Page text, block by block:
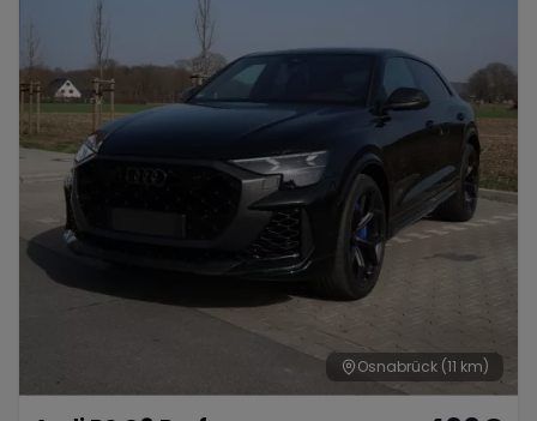
Osnabrück (11 km)